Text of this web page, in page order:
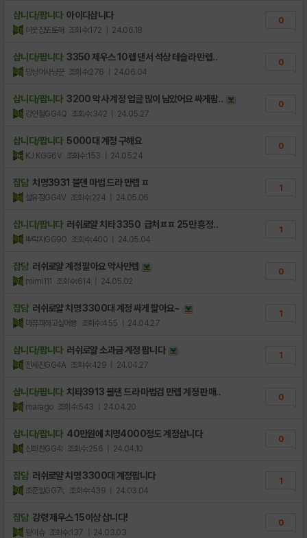
삽니다/팝니다 아이디삽니다
이웃집또토해 조회수:172 | 24.06.18
0
삽니다/팝니다 3350 제우스 10렙 댄서 석상 테슬라 만렙..
망상어사냥꾼 조회수:276 | 24.06.04
0
삽니다/팝니다 3200 악사 계정 업글 많이 남았어요 싸게팜..
강인철GG4Q 조회수:342 | 24.05.27
0
삽니다/팝니다 5000대 계정 구해요
KJ KGG6V 조회수:153 | 24.05.24
0
잡담 치명3931 블덴 마법 드라 만렙 ㅍ
설유정GG4V 조회수:224 | 24.05.06
1
삽니다/팝니다 러쉬로얄 치타 3350 급처ㅍㅍ 25만 흥정..
뿌락지GG9O 조회수:400 | 24.05.04
1
잡담 러쉬로얄 계정 팔아요 악사만렙
mimi111 조회수:614 | 24.05.02
0
잡담 러쉬로얄 치명 3300대 계정 싸게 팔아요~
마퓨파하고싶어용 조회수:455 | 24.04.27
1
삽니다/팝니다 러쉬로얄 소과금 계정 팝니다
전세진GG4A 조회수:429 | 24.04.27
1
삽니다/팝니다 치타3913 블댄 드라 마법검 만렙 계정 판매..
marago 조회수:543 | 24.04.20
0
삽니다/팝니다 40만원에 치명4000정도 계정삽니다
신희찬GG4I 조회수:256 | 24.04.10
0
잡담 러쉬로얄 치명 3300대 계정팝니다
조준일GG7L 조회수:439 | 24.03.04
1
잡담 강령 제우스 15이상 삽니다!
왕이슈 조회수:137 | 24.03.03
0